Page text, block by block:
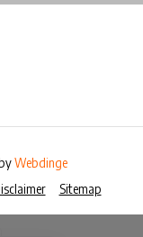
Sitemap
Webdinge